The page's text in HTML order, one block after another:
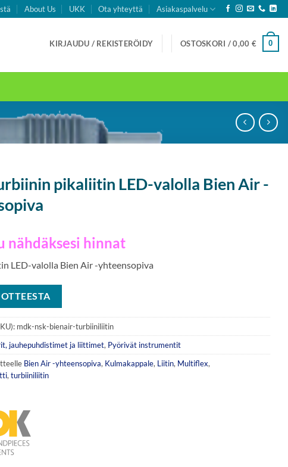
About Us UKK Ota yhteyttä Asiakaspalvelu
KIRJAUDU / REKISTERÖIDY OSTOSKORI /0,00 € 0
pikaliitin LED-valolla Bien Air -
nähdäksesi hinnat
LED-valolla Bien Air -yhteensopiva
mdk-nsk-bienair-turbiiniliitin
jauhepuhdistimet ja liittimet, Pyörivät instrumentit
Bien Air -yhteensopiva, Kulmakappale, Liitin, Multiflex,
,turbiiniliitin